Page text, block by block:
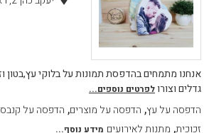
אנחנו מתמחים בהדפסת תמונות על בלוקי עץ,בטון
גדלים וצורולפרטים נוספים...
הדפסה על עץ, הדפסה על מוצרים, הדפסה על קנבס
זכוכית, מתנות לאירועים מידע נוסף...